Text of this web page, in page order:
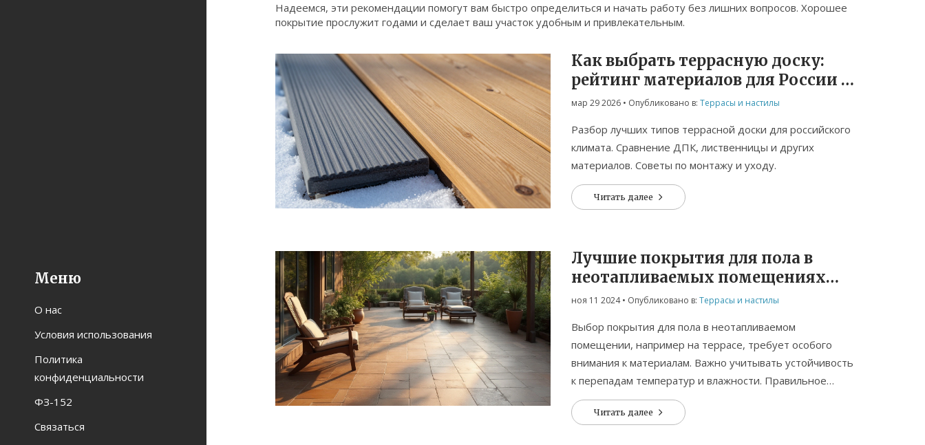
Меню
О нас
Условия использования
Политика
конфиденциальности
ФЗ-152
Связаться
Надеемся, эти рекомендации помогут вам быстро определиться и начать работу без лишних вопросов. Хорошее
покрытие прослужит годами и сделает ваш участок удобным и привлекательным.
Как выбрать террасную доску:
рейтинг материалов для России в
2026 году
мар 29 2026 • Опубликовано в: Террасы и настилы
Разбор лучших типов террасной доски для российского
климата. Сравнение ДПК, лиственницы и других
материалов. Советы по монтажу и уходу.
Читать далее
Лучшие покрытия для пола в
неотапливаемых помещениях
террасы
ноя 11 2024• Опубликовано в: Террасы и настилы
Выбор покрытия для пола в неотапливаемом
помещении, например на террасе, требует особого
внимания к материалам. Важно учитывать устойчивость
к перепадам температур и влажности. Правильное
покрытие обеспечит долгий срок службы и
эстетичность пространства. В статье описаны
Читать далее